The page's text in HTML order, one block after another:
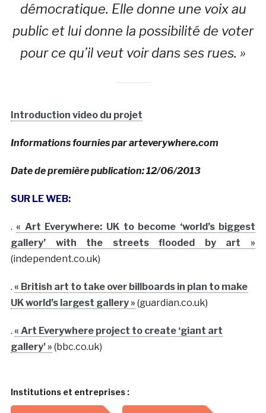
démocratique. Elle donne une voix au
public et lui donne la possibilité de voter
pour ce qu’il veut voir dans ses rues. »
Introduction video du projet
Informations fournies par arteverywhere.com
Date de première publication: 12/06/2013
SUR LE WEB:
.« Art Everywhere: UK to become ‘world’s biggest
gallery’ with the streets flooded by art »
(independent.co.uk)
. « British art to take over billboards in plan to make
UK world’s largest gallery » (guardian.co.uk)
. « Art Everywhere project to create ‘giant art
gallery' » (bbc.co.uk)
Institutions et entreprises :